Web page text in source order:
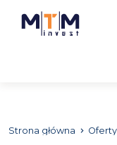
Strona główna Oferty